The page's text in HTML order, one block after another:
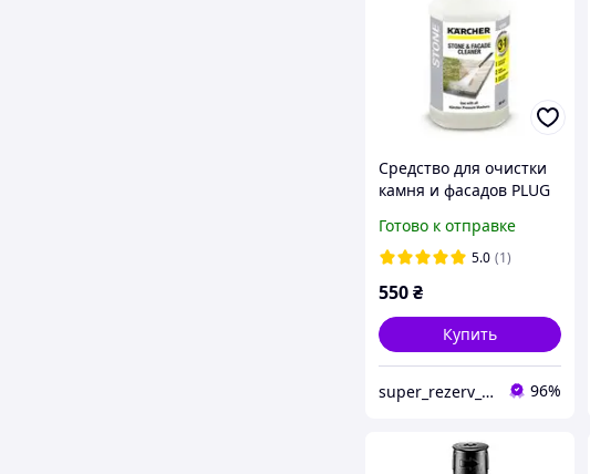
Средство для очистки
камня и фасадов PLUG
л
Готово к отправке
5.0 (1)
550₴
Купить
super_rezerv_market 96%